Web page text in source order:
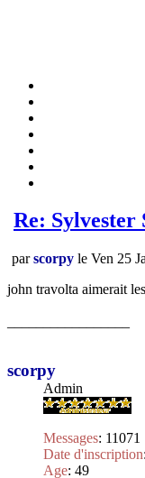
Re: Sylvester
parscorpy le Ven 25
john travolta aimerait
scorpy
Admin
Messages: 11071
Date d'inscription:
Age: 49